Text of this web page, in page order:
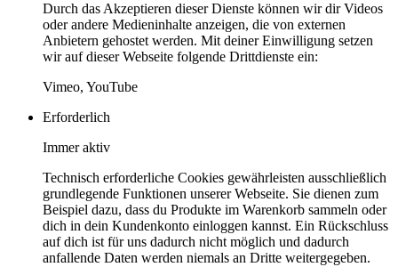
Durch das Akzeptieren dieser Dienste können wir dir Videos
oder andere Medieninhalte anzeigen, die von externen
Anbietern gehostet werden. Mit deiner Einwilligung setzen
wir auf dieser Webseite folgende Drittdienste ein:
Vimeo, YouTube
Erforderlich
Immer aktiv
Technisch erforderliche Cookies gewährleisten ausschließlich
grundlegende Funktionen unserer Webseite. Sie dienen zum
Beispiel dazu, dass du Produkte im Warenkorb sammeln oder
dich in dein Kundenkonto einloggen kannst. Ein Rückschluss
auf dich ist für uns dadurch nicht möglich und dadurch
anfallende Daten werden niemals an Dritte weitergegeben.